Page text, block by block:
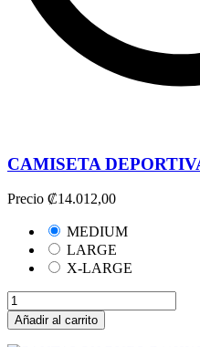
CAMISETA
Precio ₡14.012,00
MEDIUM
LARGE
X-LARGE
Añadir al carrito